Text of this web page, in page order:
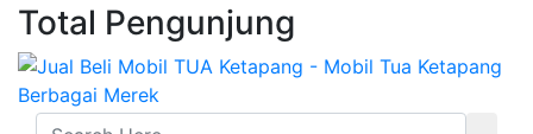
Total Pengunjung